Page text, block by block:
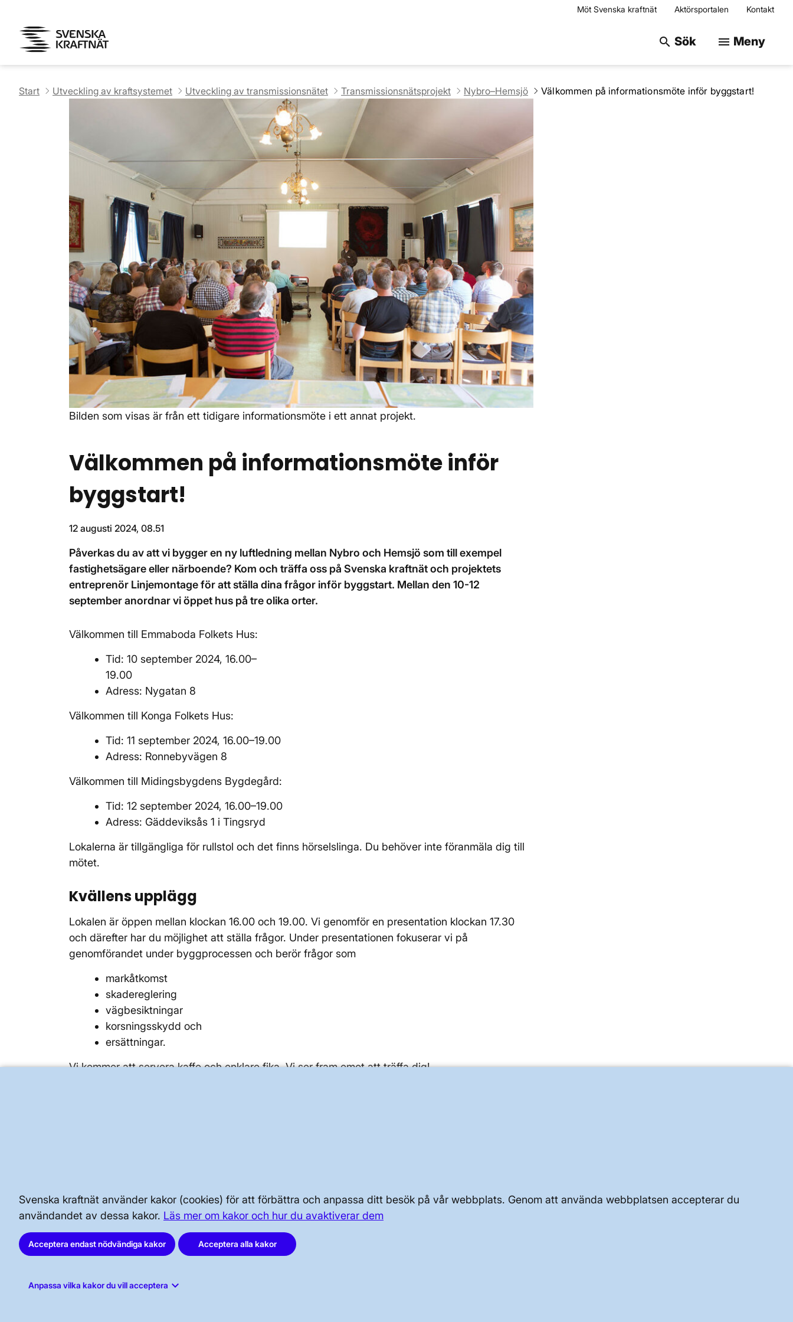
Möt Svenska kraftnät Aktörsportalen Kontakt
search Sök Sök på
menu Meny
Svenska kraftnät använder kakor (cookies) för att förbättra och anpassa ditt besök på vår webbplats. Genom att använda webbplatsen accepterar du
användandet av dessa kakor. Läs mer om kakor och hur du avaktiverar dem
Acceptera endast nödvändiga kakor Acceptera alla kakor
Anpassa vilka kakor du vill acceptera keyboard_arrow_down
Start Utveckling av kraftsystemet Utveckling av transmissionsnätet Transmissionsnätsprojekt Nybro–Hemsjö Välkommen på informationsmöte inför byggstart!
Bilden som visas är från ett tidigare informationsmöte i ett annat projekt.
Välkommen på informationsmöte inför
byggstart!
12 augusti 2024, 08.51
Påverkas du av att vi bygger en ny luftledning mellan Nybro och Hemsjö som till exempel
fastighetsägare eller närboende? Kom och träffa oss på Svenska kraftnät och projektets
entreprenör Linjemontage för att ställa dina frågor inför byggstart. Mellan den 10-12
september anordnar vi öppet hus på tre olika orter.
Välkommen till Emmaboda Folkets Hus:
Tid: 10 september 2024, 16.00–
19.00
Adress: Nygatan 8
Välkommen till Konga Folkets Hus:
Tid: 11 september 2024, 16.00–19.00
Adress: Ronnebyvägen 8
Välkommen till Midingsbygdens Bygdegård:
Tid: 12 september 2024, 16.00–19.00
Adress: Gäddeviksås 1 i Tingsryd
Lokalerna är tillgängliga för rullstol och det finns hörselslinga. Du behöver inte föranmäla dig till
mötet.
Kvällens upplägg
Lokalen är öppen mellan klockan 16.00 och 19.00. Vi genomför en presentation klockan 17.30
och därefter har du möjlighet att ställa frågor. Under presentationen fokuserar vi på
genomförandet under byggprocessen och berör frågor som
markåtkomst
skadereglering
vägbesiktningar
korsningsskydd och
ersättningar.
Vi kommer att servera kaffe och enklare fika. Vi ser fram emot att träffa dig!